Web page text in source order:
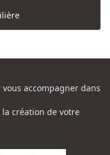
accompagner dans
création de votre